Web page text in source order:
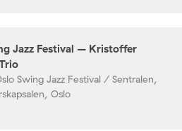
Jazz Festival – Kristoffer
Swing Jazz Festival / Sentralen,
Oslo